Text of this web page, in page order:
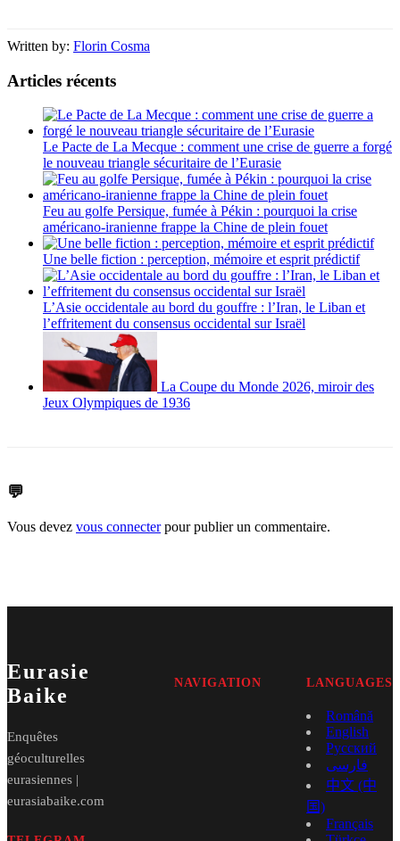
Written by: Florin Cosma
Articles récents
Le Pacte de La Mecque : comment une crise de guerre a forgé
le nouveau triangle sécuritaire de l’Eurasie
Feu au golfe Persique, fumée à Pékin : pourquoi la crise
américano-iranienne frappe la Chine de plein fouet
Une belle fiction : perception, mémoire et esprit prédictif
L’Asie occidentale au bord du gouffre : l’Iran, le Liban et
l’effritement du consensus occidental sur Israël
La Coupe du Monde 2026, miroir des
Jeux Olympiques de 1936
💬
Vous devez vous connecterpour publier un commentaire.
Eurasie
Baike
Enquêtes
géoculturelles
eurasiennes |
eurasiabaike.com
NAVIGATION LANGUAGES
Română
English
Русский
فارسی
中文 (中
国)
Français